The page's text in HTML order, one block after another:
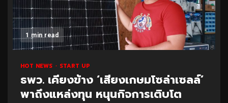
1 min read
HOT NEWS START UP
ธพว. เคียงข้าง ‘เสียงเกษมโซล่าเซลล์’
พาถึงแหล่งทุน หนุนกิจการเติบโต